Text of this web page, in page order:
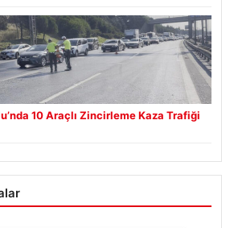
10 Araçlı Zincirleme Kaza Trafiği